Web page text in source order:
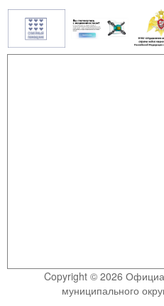
Copyright © 2026
муниципального